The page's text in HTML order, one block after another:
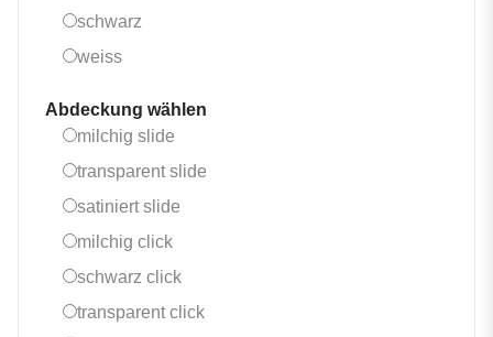
schwarz
weissweiss
Abdeckung wählen
milchig slide
transparent slide
satiniert slide
milchig clickmilchig click
schwarz clickschwarz click
transparent clicktransparent click